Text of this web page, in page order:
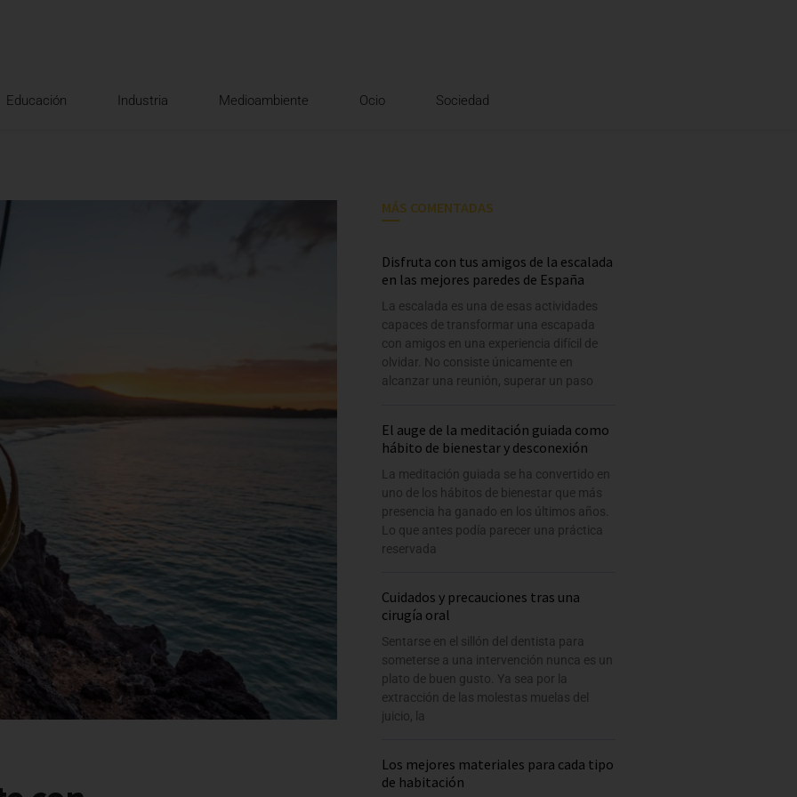
Educación Industria Medioambiente Ocio Sociedad
MÁS COMENTADAS
Disfruta con tus amigos de la escalada
en las mejores paredes de España
La escalada es una de esas actividades
capaces de transformar una escapada
con amigos en una experiencia difícil de
olvidar. No consiste únicamente en
alcanzar una reunión, superar un paso
El auge de la meditación guiada como
hábito de bienestar y desconexión
La meditación guiada se ha convertido en
uno de los hábitos de bienestar que más
presencia ha ganado en los últimos años.
Lo que antes podía parecer una práctica
reservada
Cuidados y precauciones tras una
cirugía oral
Sentarse en el sillón del dentista para
someterse a una intervención nunca es un
plato de buen gusto. Ya sea por la
extracción de las molestas muelas del
juicio, la
Los mejores materiales para cada tipo
de habitación